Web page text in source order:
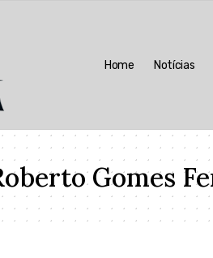
Home Notícias
Gomes